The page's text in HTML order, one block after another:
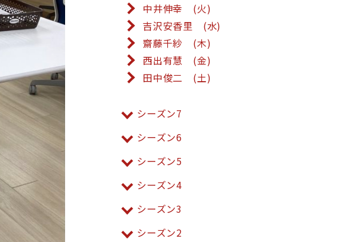
中井伸幸 (火)
吉沢安香里 (水)
齋藤千紗 (木)
西出有慧 (金)
田中俊二 (土)
シーズン7
シーズン6
シーズン5
シーズン4
シーズン3
シーズン2